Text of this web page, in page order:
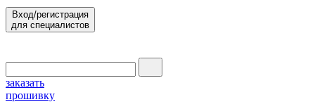
Вход/регистрация
для специалистов
заказать
прошивку